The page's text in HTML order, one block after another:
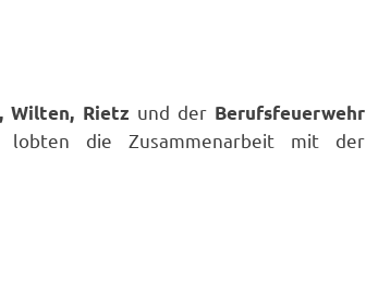
Wilten, Rietz und derBerufsfeuerwehr
lobten die Zusammenarbeit mit der